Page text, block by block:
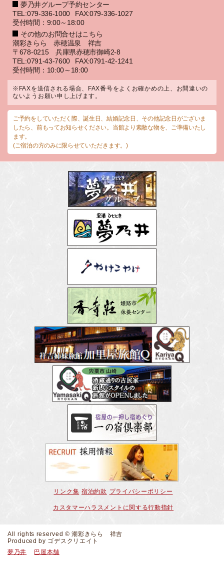
夢乃井グループ予約センター
TEL:079-336-1000
FAX:079-336-1027
受付時間：9:00～18:00
その他のお問合せはこちら
潮彩きらら 赤穂温泉 祥吉
〒678-0215 兵庫県赤穂市御崎2-8
TEL:0791-43-7600
FAX:0791-42-1241
受付時間：10:00～18:00
※FAXを送信される場合、FAX番号をよくお確かめの上、お間違いの
ないようお願い申し上げます。
ご予約をしていただく際、誕生日、結婚記念日、その他記念日がございま
したら、前もってお知らせください。当館より素敵な物を、ご準備いたし
ます。
(ご宿泊の方のみに限らせていただきます。)
リンク集 宿泊約款 プライバシーポリシー
カスタマーハラスメントに関する行動指針
All rights reserved © 潮彩きらら 祥吉
Produced by ゴデスクリエイト
夢乃井
巴屋本舗